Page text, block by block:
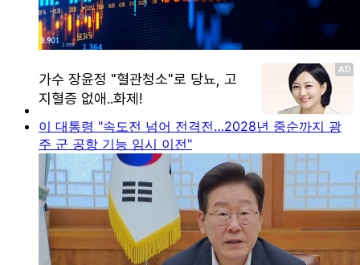
이 대통령 "속도전 넘어 전격전…2028년 중순까지 광
주 군 공항 기능 임시 이전"